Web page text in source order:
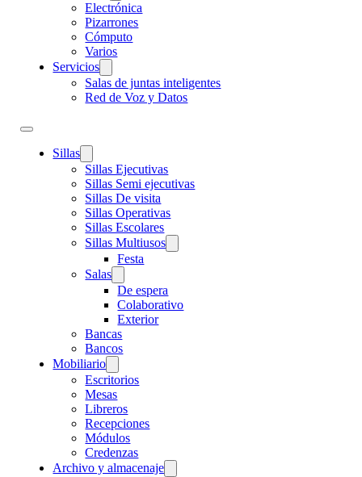
Electrónica
Pizarrones
Cómputo
Varios
Servicios
Salas de juntas inteligentes
Red de Voz y Datos
Sillas
Sillas Ejecutivas
Sillas Semi ejecutivas
Sillas De visita
Sillas Operativas
Sillas Escolares
Sillas Multiusos
Festa
Salas
De espera
Colaborativo
Exterior
Bancas
Bancos
Mobiliario
Escritorios
Mesas
Libreros
Recepciones
Módulos
Credenzas
Archivo y almacenaje